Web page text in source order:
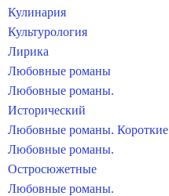
Кулинария
Культурология
Лирика
Любовные романы
Любовные романы.
Исторический
Любовные романы. Короткие
Любовные романы.
Остросюжетные
Любовные романы.